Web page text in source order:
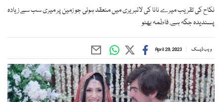
نکاح کی تقریب میرے نانا کی لائبریری میں منعقد ہوئی جو زمین پر میری سب سے زیادہ
پسندیدہ جگہ ہے، فاطمہ بھٹو
ویب ڈیسک April 29, 2023